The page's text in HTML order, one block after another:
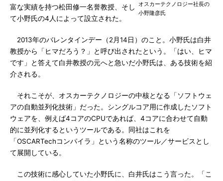
オスカーテクノロジー社長の
小野隆彦氏
富な実績を持つ松田修一名誉教授、そし
て小野氏の4人によって設立された。
2013年のバレンタインデー（2月14日）のこと。小野氏は白井
教授から「ヒマだろう？」と呼び出されたという。「はい、ヒマ
です」と答えて白井教授の元へと急いだ小野氏は、ある技術を紹
介される。
それこそが、オスカーテクノロジーの中核となる「ソフトウェ
アの自動並列化技術」だった。シングルコア用に作成したソフト
ウェアを、例えば4コアのCPUであれば、4コアに合わせて自動
的に並列化するというツールである。同社はこれを
「OSCARTechコンパイラ」という名称のツール／サービスとし
て展開している。
この技術に感心していた小野氏に、白井氏はこう言った。「こ